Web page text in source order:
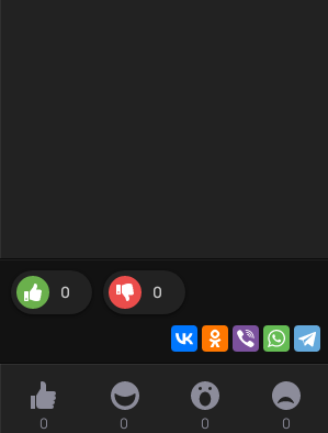
0 0
0 0 0 0